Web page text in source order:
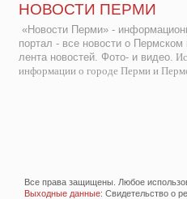
НОВОСТИ ПЕРМИ
«Новости Перми» -
портал - все новости о
лента новостей. Фото- и видео.
информации о городе Перми и
Все права защищены. Любое
Выходные данные: Свидетельство о